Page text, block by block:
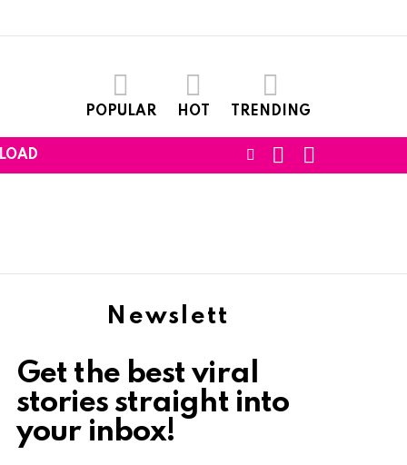
POPULAR HOT TRENDING
FOLLOWSEARCH
Newslett
Get the best viral
stories straight into
your inbox!